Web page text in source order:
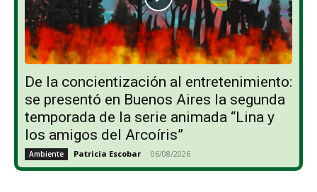
De la concientización al entretenimiento:
se presentó en Buenos Aires la segunda
temporada de la serie animada “Lina y
los amigos del Arcoíris”
Ambiente Patricia Escobar - 06/08/2026